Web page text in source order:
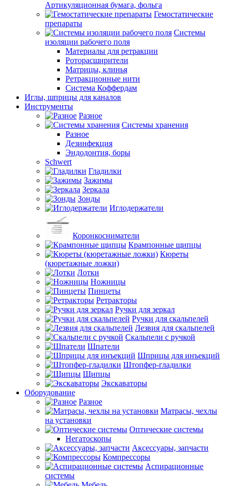
Артикуляционная бумага, фольга
Гемостатические
препараты
Системы
изоляции рабочего поля
Материалы для ретракции
Роторасширители
Матрицы, клинья
Ретракционные нити
Система Коффердам
Иглы, шприцы для каналов
Инструменты
Разное
Системы хранения
Разное
Дезинфекция
Эндодонтия, боры
Schwert
Гладилки
Зажимы
Зеркала
Зонды
Иглодержатели
Коронкосниматели
Крампонные щипцы
Кюреты
(кюретажные ложки)
Лотки
Ножницы
Пинцеты
Ретракторы
Ручки для зеркал
Ручки для скальпелей
Лезвия для скальпелей
Скальпели с ручкой
Шпатели
Шприцы для инъекций
Штопфер-гладилки
Щипцы
Экскаваторы
Оборудование
Разное
Матрасы, чехлы
на установки
Оптические системы
Негатоскопы
Аксессуары, запчасти
Компрессоры
Аспирационные
системы